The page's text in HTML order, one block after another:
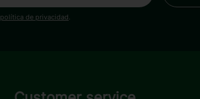
política de privacidad.